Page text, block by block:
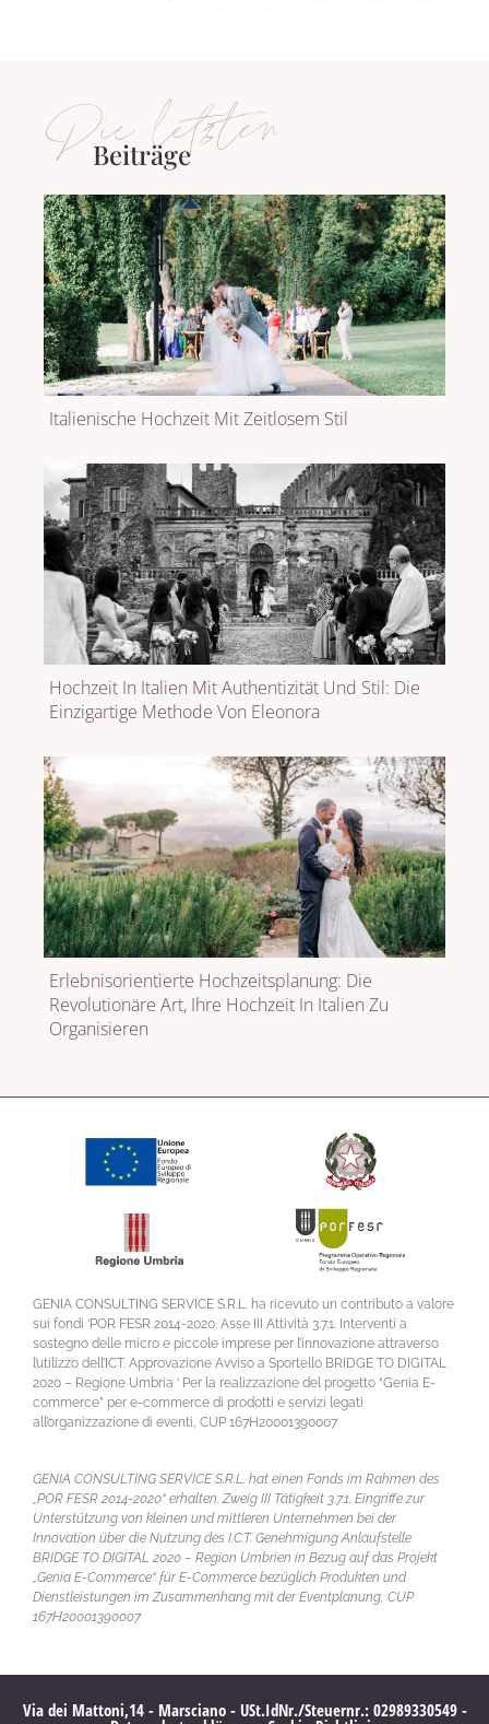
Die letzten
Beiträge
Italienische Hochzeit Mit Zeitlosem Stil
Hochzeit In Italien Mit Authentizität Und Stil: Die
Einzigartige Methode Von Eleonora
Erlebnisorientierte Hochzeitsplanung: Die
Revolutionäre Art, Ihre Hochzeit In Italien Zu
Organisieren
GENIA CONSULTING SERVICE S.R.L. ha ricevuto un contributo a valore
sui fondi ‘POR FESR 2014-2020. Asse III Attività 3.7.1. Interventi a
sostegno delle micro e piccole imprese per l’innovazione attraverso
l’utilizzo dell’ICT. Approvazione Avviso a Sportello BRIDGE TO DIGITAL
2020 – Regione Umbria ‘ Per la realizzazione del progetto “Genia E-
commerce” per e-commerce di prodotti e servizi legati
all’organizzazione di eventi, CUP 167H20001390007
GENIA CONSULTING SERVICE S.R.L. hat einen Fonds im Rahmen des
„POR FESR 2014-2020“ erhalten. Zweig III Tätigkeit 3.7.1. Eingriffe zur
Unterstützung von kleinen und mittleren Unternehmen bei der
Innovation über die Nutzung des I.C.T. Genehmigung Anlaufstelle
BRIDGE TO DIGITAL 2020 – Region Umbrien in Bezug auf das Projekt
„Genia E-Commerce“ für E-Commerce bezüglich Produkten und
Dienstleistungen im Zusammenhang mit der Eventplanung, CUP
167H20001390007
Via dei Mattoni,14 - Marsciano - USt.IdNr./Steuernr.: 02989330549 -